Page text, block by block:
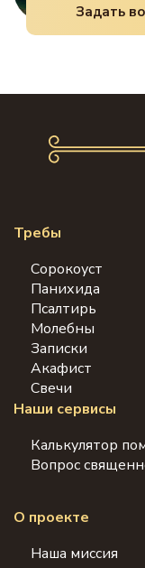
Задать
Требы
Сорокоуст
Панихида
Псалтирь
Молебны
Записки
Акафист
Свечи
Наши сервисы
Калькулятор
Вопрос
О проекте
Наша миссия